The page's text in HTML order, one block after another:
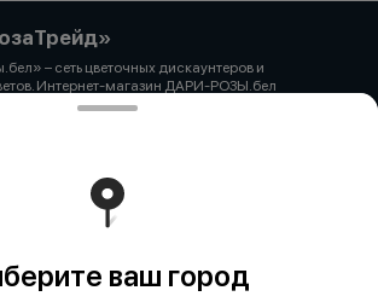
– сеть цветочных дискаунтеров и
Интернет-магазин ДАРИ-РОЗЫ.бел
06.12.2021 № 524431 в Торговом
Первомайского района г.
12.10.2021 УНП 391926869 Мы принимаем
ВНИМАНИЕ перед оплатой уточняйте
у менеджера.
ваш город